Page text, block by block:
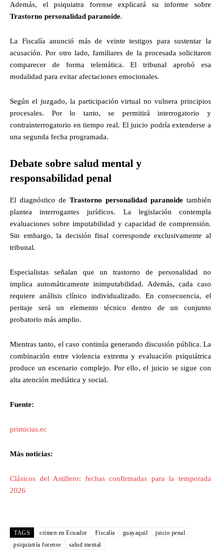
Además, el psiquiatra forense explicará su informe sobre
Trastorno personalidad paranoide.
La Fiscalía anunció más de veinte testigos para sustentar la
acusación. Por otro lado, familiares de la procesada solicitaron
comparecer de forma telemática. El tribunal aprobó esa
modalidad para evitar afectaciones emocionales.
Según el juzgado, la participación virtual no vulnera principios
procesales. Por lo tanto, se permitirá interrogatorio y
contrainterrogatorio en tiempo real. El juicio podría extenderse a
una segunda fecha programada.
Debate sobre salud mental y
responsabilidad penal
El diagnóstico de Trastorno personalidad paranoide también
plantea interrogantes jurídicos. La legislación contempla
evaluaciones sobre imputabilidad y capacidad de comprensión.
Sin embargo, la decisión final corresponde exclusivamente al
tribunal.
Especialistas señalan que un trastorno de personalidad no
implica automáticamente inimputabilidad. Además, cada caso
requiere análisis clínico individualizado. En consecuencia, el
peritaje será un elemento técnico dentro de un conjunto
probatorio más amplio.
Mientras tanto, el caso continúa generando discusión pública. La
combinación entre violencia extrema y evaluación psiquiátrica
produce un escenario complejo. Por ello, el juicio se sigue con
alta atención mediática y social.
Fuente:
primicias.ec
Más noticias:
Clásicos del Astillero: fechas confirmadas para la temporada
2026
TAGS crimen en Ecuador Fiscalía guayaquil
juicio penal
psiquiatría forense
salud mental